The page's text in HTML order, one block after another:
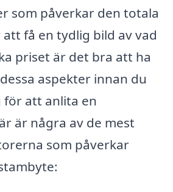
som påverkar den totala
få en tydlig bild av vad
priset är det bra att ha
aspekter innan du
för att anlita en
är några av de mest
som påverkar